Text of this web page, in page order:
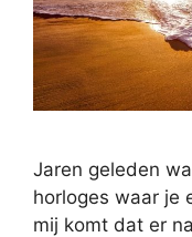
Jaren geleden
horloges waar je
mij komt dat er